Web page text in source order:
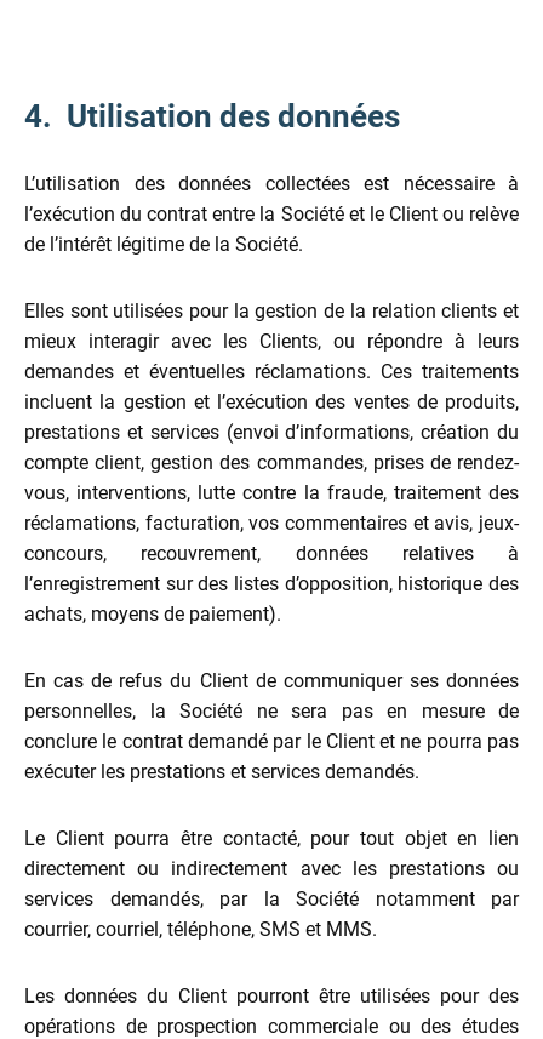
4. Utilisation des données
L’utilisation des données collectées est nécessaire à
l’exécution du contrat entre la Société et le Client ou relève
de l’intérêt légitime de la Société.
Elles sont utilisées pour la gestion de la relation clients et
mieux interagir avec les Clients, ou répondre à leurs
demandes et éventuelles réclamations. Ces traitements
incluent la gestion et l’exécution des ventes de produits,
prestations et services (envoi d’informations, création du
compte client, gestion des commandes, prises de rendez-
vous, interventions, lutte contre la fraude, traitement des
réclamations, facturation, vos commentaires et avis, jeux-
concours, recouvrement, données relatives à
l’enregistrement sur des listes d’opposition, historique des
achats, moyens de paiement).
En cas de refus du Client de communiquer ses données
personnelles, la Société ne sera pas en mesure de
conclure le contrat demandé par le Client et ne pourra pas
exécuter les prestations et services demandés.
Le Client pourra être contacté, pour tout objet en lien
directement ou indirectement avec les prestations ou
services demandés, par la Société notamment par
courrier, courriel, téléphone, SMS et MMS.
Les données du Client pourront être utilisées pour des
opérations de prospection commerciale ou des études